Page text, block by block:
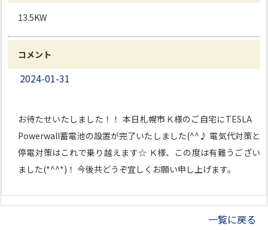
13.5KW
コメント
2024-01-31
お待たせいたしました！！ 本日札幌市Ｋ様のご自宅にTESLA
Powerwall蓄電池の設置が完了いたしました(^^♪ 電気代対策と
停電対策はこれで乗り越えます☆ Ｋ様、この度は有難うござい
ました(*^^*)！ 今後共どうぞ宜しくお願い申し上げます。
一覧に戻る